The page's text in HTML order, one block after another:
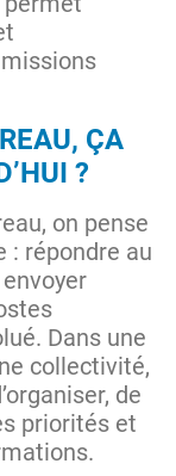
ÇA
?
on pense
: répondre au
Dans une
collectivité,
de
priorités et